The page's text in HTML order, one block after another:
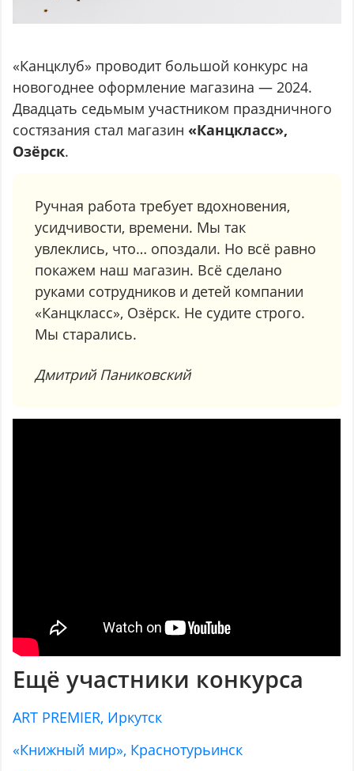
«Канцклуб» проводит большой конкурс на
новогоднее оформление магазина — 2024.
Двадцать седьмым участником праздничного
состязания стал магазин «Канцкласс»,
Озёрск.
Ручная работа требует вдохновения,
усидчивости, времени. Мы так
увлеклись, что… опоздали. Но всё равно
покажем наш магазин. Всё сделано
руками сотрудников и детей компании
«Канцкласс», Озёрск. Не судите строго.
Мы старались.
Дмитрий Паниковский
Ещё участники конкурса
ART PREMIER, Иркутск
«Книжный мир», Краснотурьинск